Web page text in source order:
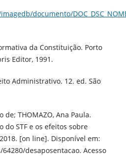
documento/
da Constituição. Porto
Editor, 1991.
Administrativo. 12. ed. São
de; THOMAZO, Ana Paula.
do STF e os efeitos sobre
[on line]. Disponível em:
desaposentacao. Acesso